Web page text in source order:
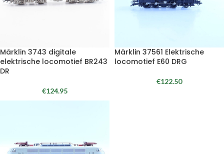
Märklin 3743 digitale
elektrische locomotief BR243
DR
€124.95
Märklin 37561 Elektrische
locomotief E60 DRG
€122.50